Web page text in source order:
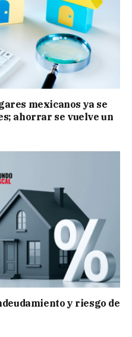
mexicanos ya se
ahorrar se vuelve un
y riesgo de